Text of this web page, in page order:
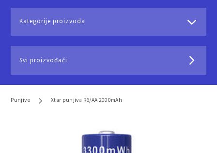
Kategorije proizvoda
Svi proizvođači
Punjive Xtar punjiva R6/AA 2000mAh